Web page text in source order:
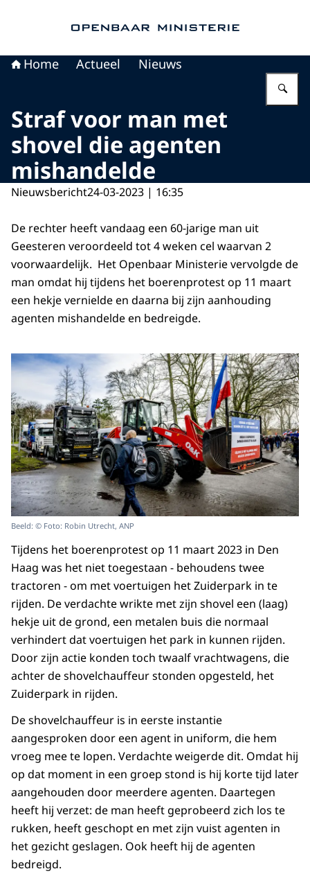
Home Actueel Nieuws
Straf voor man met
shovel die agenten
mishandelde
Nieuwsbericht24-03-2023 | 16:35
De rechter heeft vandaag een 60-jarige man uit
Geesteren veroordeeld tot 4 weken cel waarvan 2
voorwaardelijk. Het Openbaar Ministerie vervolgde de
man omdat hij tijdens het boerenprotest op 11 maart
een hekje vernielde en daarna bij zijn aanhouding
agenten mishandelde en bedreigde.
Beeld: © Foto: Robin Utrecht, ANP
Tijdens het boerenprotest op 11 maart 2023 in Den
Haag was het niet toegestaan - behoudens twee
tractoren - om met voertuigen het Zuiderpark in te
rijden. De verdachte wrikte met zijn shovel een (laag)
hekje uit de grond, een metalen buis die normaal
verhindert dat voertuigen het park in kunnen rijden.
Door zijn actie konden toch twaalf vrachtwagens, die
achter de shovelchauffeur stonden opgesteld, het
Zuiderpark in rijden.
De shovelchauffeur is in eerste instantie
aangesproken door een agent in uniform, die hem
vroeg mee te lopen. Verdachte weigerde dit. Omdat hij
op dat moment in een groep stond is hij korte tijd later
aangehouden door meerdere agenten. Daartegen
heeft hij verzet: de man heeft geprobeerd zich los te
rukken, heeft geschopt en met zijn vuist agenten in
het gezicht geslagen. Ook heeft hij de agenten
bedreigd.